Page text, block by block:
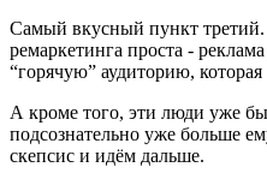
Самый вкусный пункт
ремаркетинга проста -
“горячую” аудиторию,
А кроме того, эти люди уже
подсознательно уже больше
скепсис и идём дальше.